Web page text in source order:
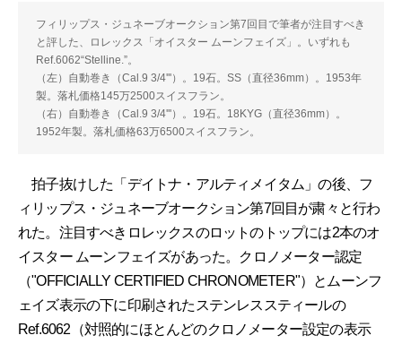
フィリップス・ジュネーブオークション第7回目で筆者が注目すべき
と評した、ロレックス「オイスター ムーンフェイズ」。いずれも
Ref.6062“Stelline.”。
（左）自動巻き（Cal.9 3/4'''）。19石。SS（直径36mm）。1953年
製。落札価格145万2500スイスフラン。
（右）自動巻き（Cal.9 3/4'''）。19石。18KYG（直径36mm）。
1952年製。落札価格63万6500スイスフラン。
拍子抜けした「デイトナ・アルティメイタム」の後、フ
ィリップス・ジュネーブオークション第7回目が粛々と行わ
れた。注目すべきロレックスのロットのトップには2本のオ
イスター ムーンフェイズがあった。クロノメーター認定
（"OFFICIALLY CERTIFIED CHRONOMETER"）とムーンフ
ェイズ表示の下に印刷されたステンレススティールの
Ref.6062（対照的にほとんどのクロノメーター設定の表示